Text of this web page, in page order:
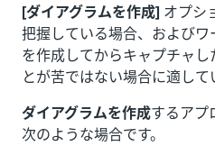
[ダイアグラムを作成] オプシ
把握している場合、および
を作成してからキャプチャ
とが苦ではない場合に適して
ダイアグラムを作成するアプ
次のような場合です。